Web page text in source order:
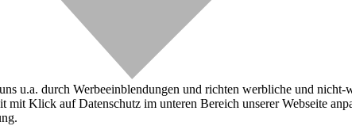
u.a. durch Werbeeinblendungen und richten werbliche und
mit Klick auf Datenschutz im unteren Bereich unserer Webseite